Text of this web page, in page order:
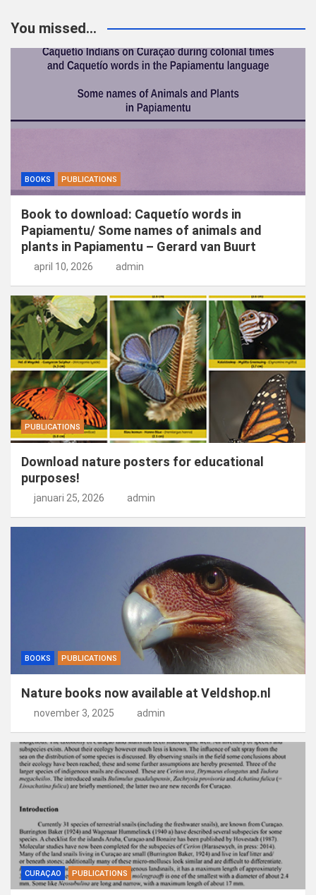
You missed...
BOOKS PUBLICATIONS
Book to download: Caquetío words in
Papiamentu/ Some names of animals and
plants in Papiamentu – Gerard van Buurt
april 10, 2026 admin
PUBLICATIONS
Download nature posters for educational
purposes!
januari 25, 2026 admin
BOOKS PUBLICATIONS
Nature books now available at Veldshop.nl
november 3, 2025 admin
CURAÇAO PUBLICATIONS